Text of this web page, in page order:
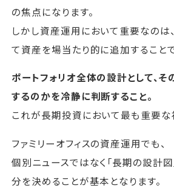
の焦点になります。
しかし資産運用において重要なのは
て資産を場当たり的に追加すること
ポートフォリオ全体の設計として、
するのかを冷静に判断すること。
これが長期投資において最も重要な
ファミリーオフィスの資産運用でも、
個別ニュースではなく「長期の設計
分を決めることが基本となります。